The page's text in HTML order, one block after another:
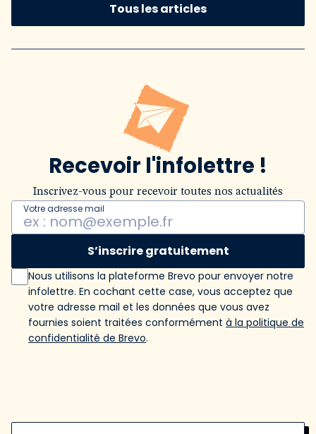
Tous les articles
Recevoir l'infolettre !
Inscrivez-vous pour recevoir toutes nos actualités
Votre adresse mail
S’inscrire gratuitement
Nous utilisons la plateforme Brevo pour envoyer notre
infolettre. En cochant cette case, vous acceptez que
votre adresse mail et les données que vous avez
fournies soient traitées conformément à la politique de
confidentialité de Brevo.